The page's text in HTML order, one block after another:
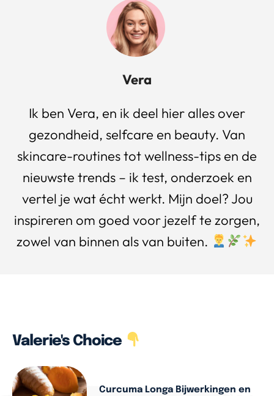
Vera
Ik ben Vera, en ik deel hier alles over
gezondheid, selfcare en beauty. Van
skincare-routines tot wellness-tips en de
nieuwste trends – ik test, onderzoek en
vertel je wat écht werkt. Mijn doel? Jou
inspireren om goed voor jezelf te zorgen,
zowel van binnen als van buiten.
Valerie's Choice
Curcuma Longa Bijwerkingen en